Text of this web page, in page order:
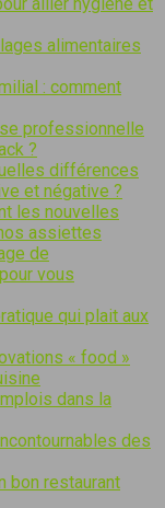
allier hygiène et
alimentaires
: comment
professionnelle
?
différences
et négative ?
les nouvelles
assiettes
de
vous
qui plait aux
« food »
dans la
des
bon restaurant